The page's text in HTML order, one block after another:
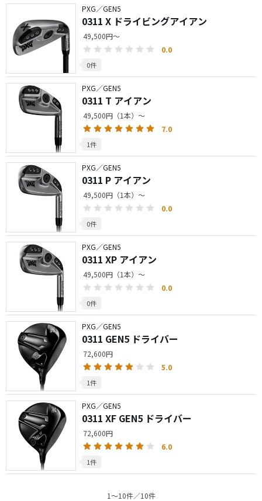
PXG／GEN5
0311 X ドライビングアイアン
49,500円～
0.0
0件
PXG／GEN5
0311 T アイアン
49,500円（1本）～
7.0
1件
PXG／GEN5
0311 P アイアン
49,500円（1本）～
0.0
0件
PXG／GEN5
0311 XP アイアン
49,500円（1本）～
0.0
0件
PXG／GEN5
0311 GEN5 ドライバー
72,600円
5.0
1件
PXG／GEN5
0311 XF GEN5 ドライバー
72,600円
6.0
1件
1〜10件／10件